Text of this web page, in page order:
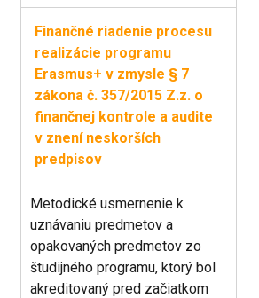
Finančné riadenie procesu
realizácie programu
Erasmus+ v zmysle § 7
zákona č. 357/2015 Z.z. o
finančnej kontrole a audite
v znení neskorších
predpisov
Metodické usmernenie k
uznávaniu predmetov a
opakovaných predmetov zo
študijného programu, ktorý bol
akreditovaný pred začiatkom